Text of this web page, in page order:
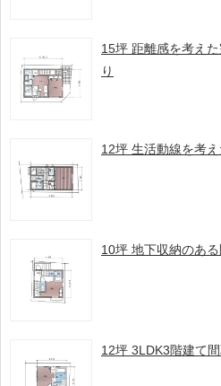
15坪 距離感を考え
り
12坪 生活動線を考
10坪 地下収納のあ
12坪 3LDK3階建て